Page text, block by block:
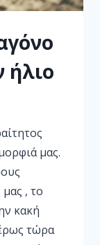
ήλιο
μας.
, το
κακή
τώρα